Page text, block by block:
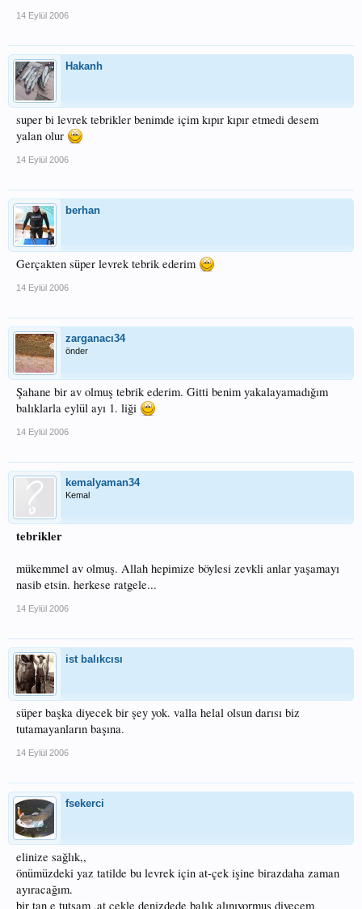
14 Eylül 2006
Hakanh
super bi levrek tebrikler benimde içim kıpır kıpır etmedi desem
yalan olur
14 Eylül 2006
berhan
Gerçakten süper levrek tebrik ederim
14 Eylül 2006
zarganacı34
önder
Şahane bir av olmuş tebrik ederim. Gitti benim yakalayamadığım
balıklarla eylül ayı 1. liği
14 Eylül 2006
kemalyaman34
Kemal
tebrikler
mükemmel av olmuş. Allah hepimize böylesi zevkli anlar yaşamayı
nasib etsin. herkese ratgele...
14 Eylül 2006
ist balıkcısı
süper başka diyecek bir şey yok. valla helal olsun darısı biz
tutamayanların başına.
14 Eylül 2006
fsekerci
elinize sağlık,,
önümüzdeki yaz tatilde bu levrek için at-çek işine birazdaha zaman
ayıracağım.
bir tan e tutsam ,at çekle denizdede balık alınıyormuş diyecem